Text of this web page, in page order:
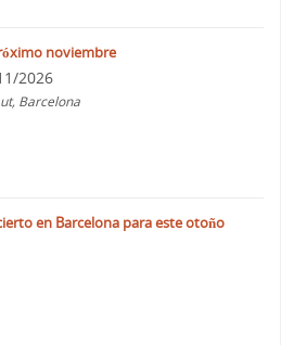
noviembre
2026
Barcelona
en Barcelona para este otoño